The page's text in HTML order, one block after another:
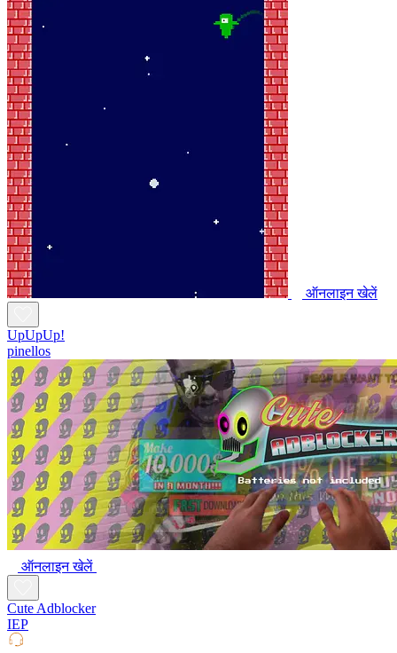
ऑनलाइन खेलें
UpUpUp!
pinellos
ऑनलाइन खेलें
Cute Adblocker
IEP